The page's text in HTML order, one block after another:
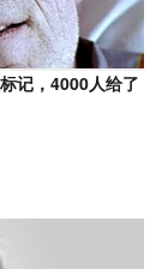
记，4000人给了